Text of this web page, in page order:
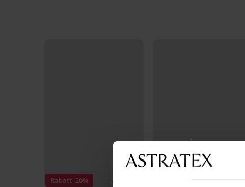
Rabatt -20% 3+1 GRATIS